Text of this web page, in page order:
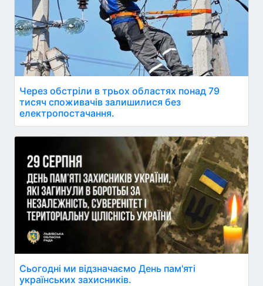
Через обстріли в трьох областях понад 79
тисяч споживачів залишилися без
електропостачання.
Сьогодні ми відзначаємо День пам'яті
українських захисників.